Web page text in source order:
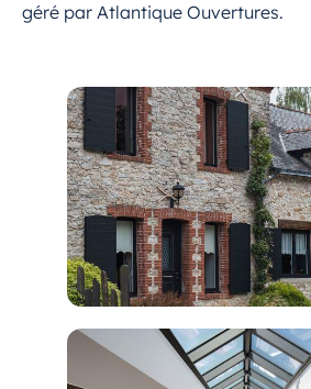
géré par Atlantique Ouvertures.